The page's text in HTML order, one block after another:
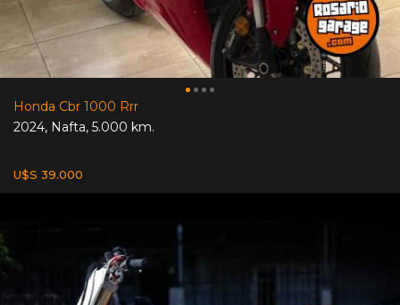
Honda Cbr 1000 Rrr
2024, Nafta, 5.000 km.
U$S 39.000